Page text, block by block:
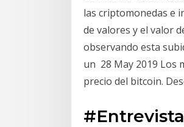
las criptomonedas e
de valores y el valor
observando esta
un 28 May 2019 Los
precio del bitcoin.